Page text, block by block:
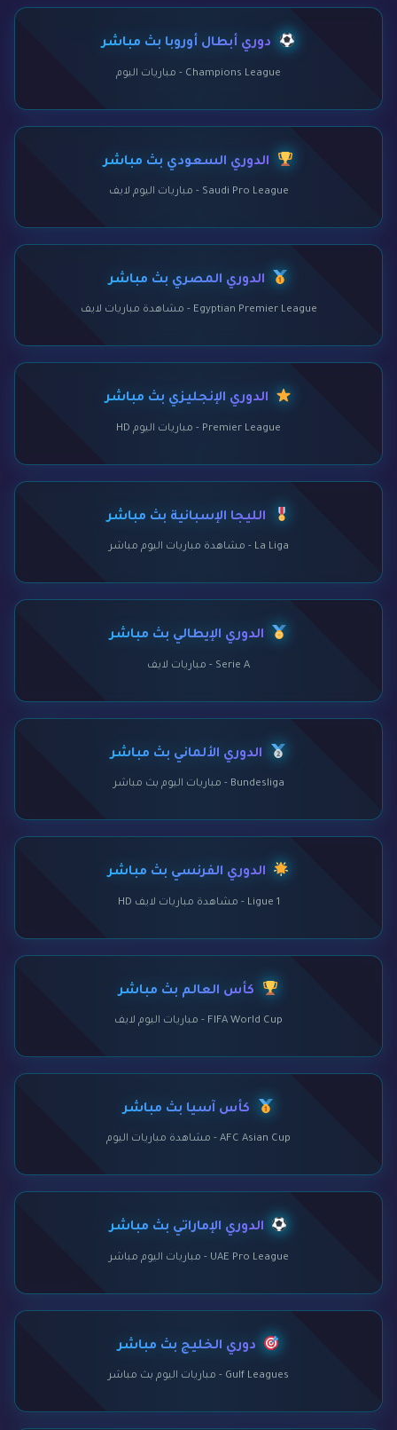
دوري أبطال أوروبا بث مباشر
Champions League - مباريات اليوم
الدوري السعودي بث مباشر
Saudi Pro League - مباريات اليوم لايف
الدوري المصري بث مباشر
Egyptian Premier League - مشاهدة مباريات لايف
الدوري الإنجليزي بث مباشر
Premier League - مباريات اليوم HD
الليجا الإسبانية بث مباشر
La Liga - مشاهدة مباريات اليوم مباشر
الدوري الإيطالي بث مباشر
Serie A - مباريات لايف
الدوري الألماني بث مباشر
Bundesliga - مباريات اليوم بث مباشر
الدوري الفرنسي بث مباشر
Ligue 1 - مشاهدة مباريات لايف HD
كأس العالم بث مباشر
FIFA World Cup - مباريات اليوم لايف
كأس آسيا بث مباشر
AFC Asian Cup - مشاهدة مباريات اليوم
الدوري الإماراتي بث مباشر
UAE Pro League - مباريات اليوم مباشر
دوري الخليج بث مباشر
Gulf Leagues - مباريات اليوم بث مباشر